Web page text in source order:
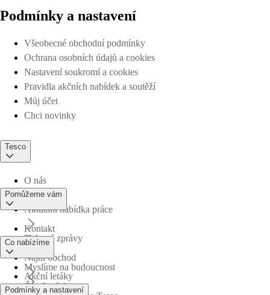
Podmínky a nastavení
Všeobecné obchodní podmínky
Ochrana osobních údajů a cookies
Nastavení soukromí a cookies
Pravidla akčních nabídek a soutěží
Můj účet
Chci novinky
Tesco
O nás
Aktuální nabídka práce
Tiskové zprávy
Myslíme na budoucnost
Pomůžeme vám
Kontakt
Najdi obchod
Časté otázky
Co nabízíme
Akční letáky
Podmínky a nastavení